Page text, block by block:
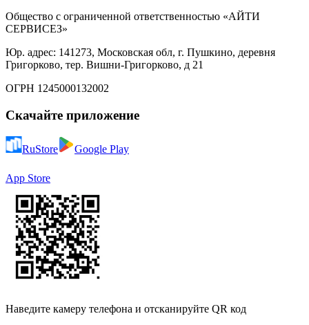
Общество с ограниченной ответственностью «АЙТИ
СЕРВИСЕЗ»
Юр. адрес: 141273, Московская обл, г. Пушкино, деревня
Григорково, тер. Вишни-Григорково, д 21
ОГРН 1245000132002
Скачайте приложение
RuStore Google Play
App Store
Наведите камеру телефона и отсканируйте QR код